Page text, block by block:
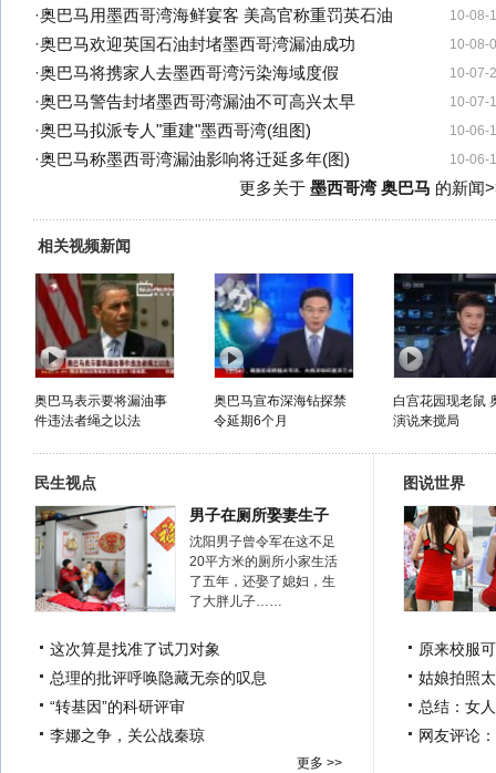
10-08-
·奥巴马用墨西哥湾海鲜宴客 美高官称重罚英石油
10-08-
·奥巴马欢迎英国石油封堵墨西哥湾漏油成功
10-07-
·奥巴马将携家人去墨西哥湾污染海域度假
10-07-
·奥巴马警告封堵墨西哥湾漏油不可高兴太早
10-06-
·奥巴马拟派专人"重建"墨西哥湾(组图)
10-06-
·奥巴马称墨西哥湾漏油影响将迁延多年(图)
更多关于 墨西哥湾 奥巴马 的新闻
相关视频新闻
奥巴马表示要将漏油事
件违法者绳之以法
奥巴马宣布深海钻探禁
令延期6个月
白宫花园现老鼠
演说来搅局
民生视点
男子在厕所娶妻生子
沈阳男子曾令军在这不足
20平方米的厕所小家生活
了五年，还娶了媳妇，生
了大胖儿子……
这次算是找准了试刀对象
总理的批评呼唤隐藏无奈的叹息
“转基因”的科研评审
李娜之争，关公战秦琼
更多 >>
图说世界
原来校服
姑娘拍照
总结：女
网友评论